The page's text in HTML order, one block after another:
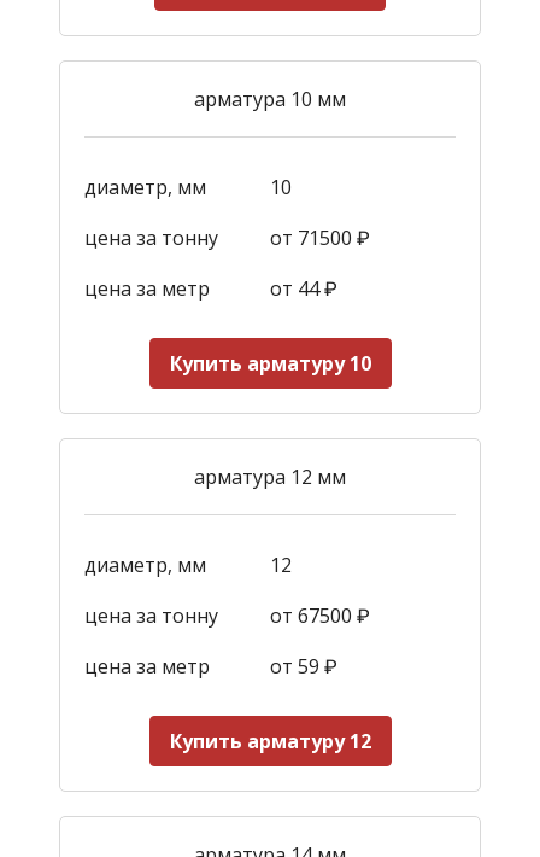
арматура 10 мм
диаметр, мм
10
цена за тонну
от 71500 ₽
цена за метр
от 44₽
Купить арматуру 10
арматура 12 мм
диаметр, мм
12
цена за тонну
от 67500 ₽
цена за метр
от 59 ₽
Купить арматуру 12